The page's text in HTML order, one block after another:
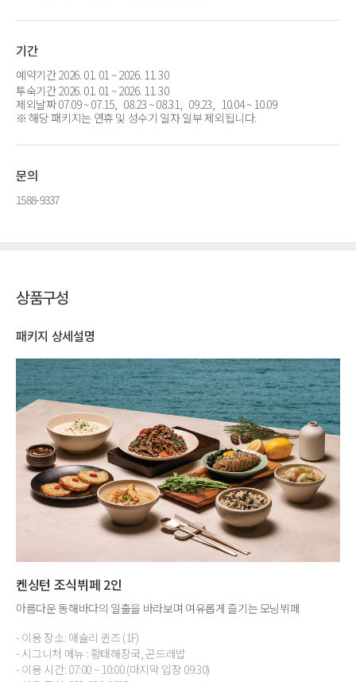
기간
예약기간 2026. 01. 01 ~ 2026. 11. 30
투숙기간 2026. 01. 01 ~ 2026. 11. 30
제외날짜 07.09 ~ 07.15, 08.23 ~ 08.31, 09.23, 10.04 ~ 10.09
※ 해당 패키지는 연휴 및 성수기 일자 일부 제외됩니다.
문의
1588-9337
상품구성
패키지 상세설명
켄싱턴 조식뷔페 2인
아름다운 동해바다의 일출을 바라보며 여유롭게 즐기는 모닝뷔페
- 이용 장소: 애슐리 퀸즈 (1F)
- 시그니처 메뉴 : 황태해장국, 곤드레밥
- 이용 시간: 07:00 ~ 10:00 (마지막 입장 09:30)